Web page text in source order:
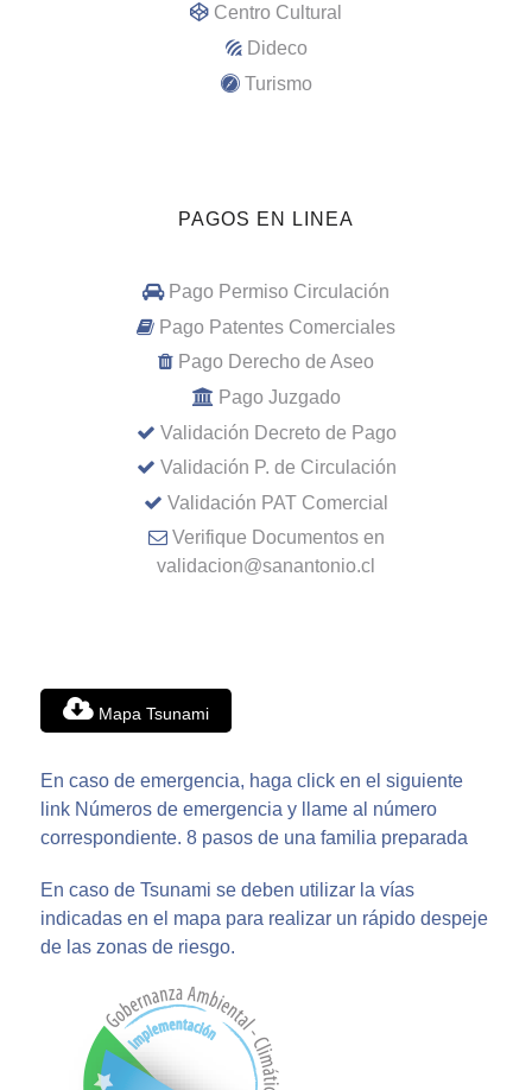
Centro Cultural
Dideco
Turismo
PAGOS EN LINEA
Pago Permiso Circulación
Pago Patentes Comerciales
Pago Derecho de Aseo
Pago Juzgado
Validación Decreto de Pago
Validación P. de Circulación
Validación PAT Comercial
Verifique Documentos en
validacion@sanantonio.cl
Mapa Tsunami
En caso de emergencia, haga click en el siguiente
link Números de emergencia y llame al número
correspondiente. 8 pasos de una familia preparada
En caso de Tsunami se deben utilizar la vías
indicadas en el mapa para realizar un rápido despeje
de las zonas de riesgo.